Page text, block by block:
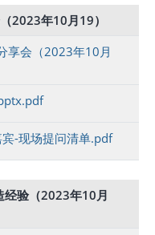
2023年10月19）
享会（2023年10月
-现场提问清单.pdf
经验（2023年10月